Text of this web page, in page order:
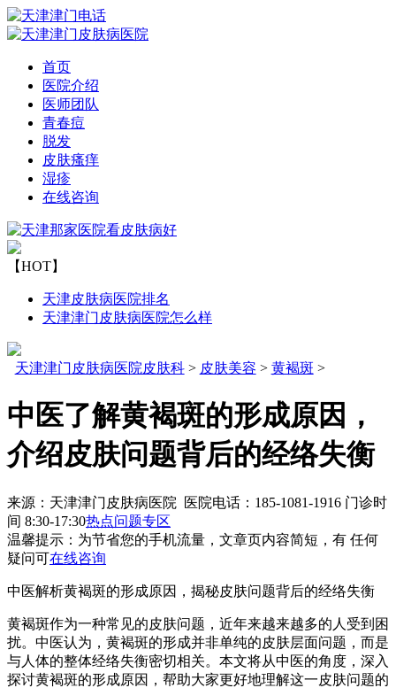
首页
医院介绍
医师团队
青春痘
脱发
皮肤瘙痒
湿疹
在线咨询
【HOT】
天津皮肤病医院排名
天津津门皮肤病医院怎么样
天津津门皮肤病医院皮肤科> 皮肤美容 > 黄褐斑 >
中医了解黄褐斑的形成原因，
介绍皮肤问题背后的经络失衡
来源：天津津门皮肤病医院 医院电话：185-1081-1916 门诊时
间 8:30-17:30热点问题专区
温馨提示： 为节省您的手机流量，文章页内容简短，有 任何
疑问可在线咨询
中医解析黄褐斑的形成原因，揭秘皮肤问题背后的经络失衡
黄褐斑作为一种常见的皮肤问题，近年来越来越多的人受到困
扰。中医认为，黄褐斑的形成并非单纯的皮肤层面问题，而是
与人体的整体经络失衡密切相关。本文将从中医的角度，深入
探讨黄褐斑的形成原因，帮助大家更好地理解这一皮肤问题的